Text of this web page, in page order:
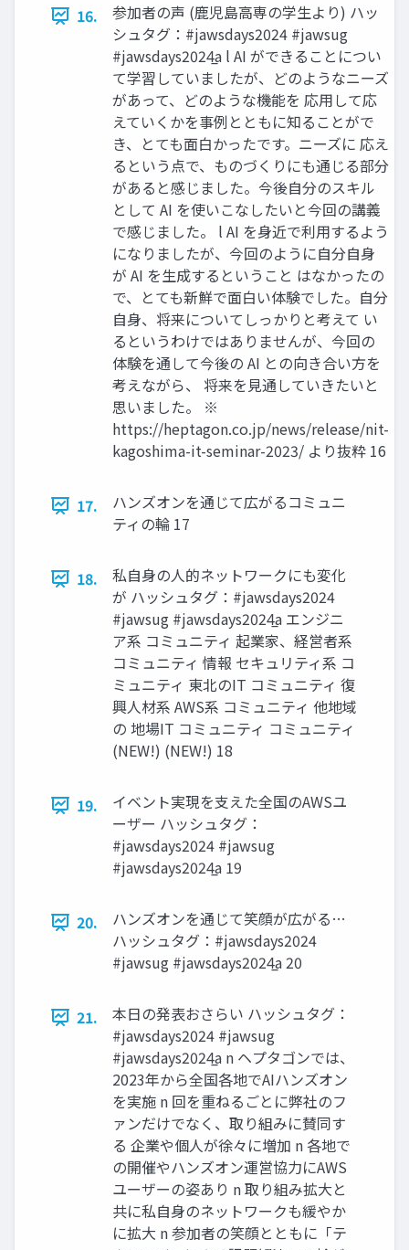
16.
参加者の声 (鹿児島高専の学生より) ハッ
シュタグ：#jawsdays2024 #jawsug
#jawsdays2024̲a l AI ができることについ
て学習していましたが、どのようなニーズ
があって、どのような機能を 応用して応
えていくかを事例とともに知ることがで
き、とても面白かったです。ニーズに 応え
るという点で、ものづくりにも通じる部分
があると感じました。今後自分のスキル
として AI を使いこなしたいと今回の講義
で感じました。 l AI を身近で利用するよう
になりましたが、今回のように自分自身
が AI を生成するということ はなかったの
で、とても新鮮で面白い体験でした。自分
自身、将来についてしっかりと考えて い
るというわけではありませんが、今回の
体験を通して今後の AI との向き合い方を
考えながら、 将来を見通していきたいと
思いました。 ※
https://heptagon.co.jp/news/release/nit-
kagoshima-it-seminar-2023/ より抜粋 16
17.
ハンズオンを通じて広がるコミュニ
ティの輪 17
18.
私自身の人的ネットワークにも変化
が ハッシュタグ：#jawsdays2024
#jawsug #jawsdays2024̲a エンジニ
ア系 コミュニティ 起業家、経営者系
コミュニティ 情報 セキュリティ系 コ
ミュニティ 東北のIT コミュニティ 復
興人材系 AWS系 コミュニティ 他地域
の 地場IT コミュニティ コミュニティ
(NEW!) (NEW!) 18
19.
イベント実現を支えた全国のAWSユ
ーザー ハッシュタグ：
#jawsdays2024 #jawsug
#jawsdays2024̲a 19
20.
ハンズオンを通じて笑顔が広がる…
ハッシュタグ：#jawsdays2024
#jawsug #jawsdays2024̲a 20
21.
本日の発表おさらい ハッシュタグ：
#jawsdays2024 #jawsug
#jawsdays2024̲a n ヘプタゴンでは、
2023年から全国各地でAIハンズオン
を実施 n 回を重ねるごとに弊社のフ
ァンだけでなく、取り組みに賛同す
る 企業や個人が徐々に増加 n 各地で
の開催やハンズオン運営協力にAWS
ユーザーの姿あり n 取り組み拡大と
共に私自身のネットワークも緩やか
に拡大 n 参加者の笑顔とともに「テ